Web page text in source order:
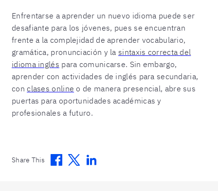
Enfrentarse a aprender un nuevo idioma puede ser
desafiante para los jóvenes, pues se encuentran
frente a la complejidad de aprender vocabulario,
gramática, pronunciación y la sintaxis correcta del
idioma inglés para comunicarse. Sin embargo,
aprender con actividades de inglés para secundaria,
con clases online o de manera presencial, abre sus
puertas para oportunidades académicas y
profesionales a futuro.
Share This Facebook
TwitterLinkedin